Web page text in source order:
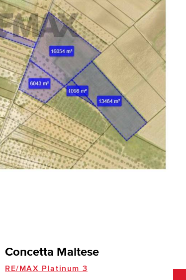
Concetta Maltese
RE/MAX Platinum 3